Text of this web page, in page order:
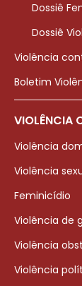
Dossiê
Dossiê
Violência
Boletim
VIOLÊNCIA
Violência
Violência
Feminicídio
Violência de
Violência
Violência